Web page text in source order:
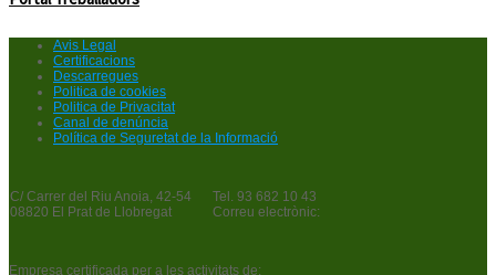
Avis Legal
Certificacions
Descarregues
Politica de cookies
Politica de Privacitat
Canal de denúncia
Política de Seguretat de la Informació
C/ Carrer del Riu Anoia, 42-54
08820 El Prat de Llobregat
Tel. 93 682 10 43
Correu electrònic:
Empresa certificada per a les activitats de: